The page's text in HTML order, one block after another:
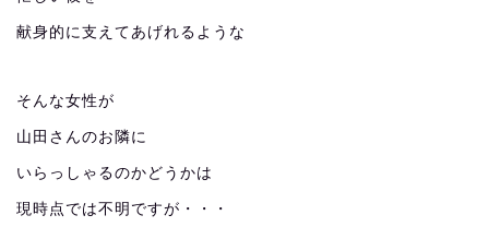
献身的に支えてあげれるような
そんな女性が
山田さんのお隣に
いらっしゃるのかどうかは
現時点では不明ですが・・・